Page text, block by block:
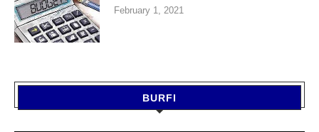
February 1, 2021
BURFI